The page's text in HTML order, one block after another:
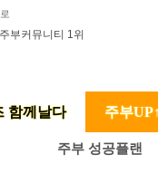
함께날다 주부
주부 성공플랜